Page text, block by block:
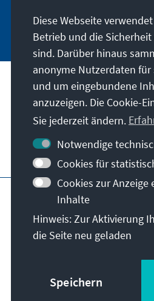
Jetzt
Anschrift
Kontakt
Besuchen Sie auch
Hauptseite der KAS
Erklärung zur
Allg.
© Konrad-Adenauer-
Diese Webseite
Betrieb und die
sind. Darüber hinaus
anonyme Nutzerdaten
und um eingebundene
anzuzeigen. Die Cookie-
Sie jederzeit ändern.
Notwendige
Cookies für
Cookies zur
Inhalte
Hinweis: Zur Aktivierung
die Seite neu geladen
Speichern